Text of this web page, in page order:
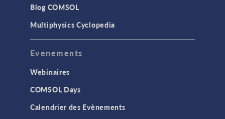
Blog COMSOL
Multiphysics Cyclopedia
Evenements
Webinaires
COMSOL Days
Calendrier des Evènements